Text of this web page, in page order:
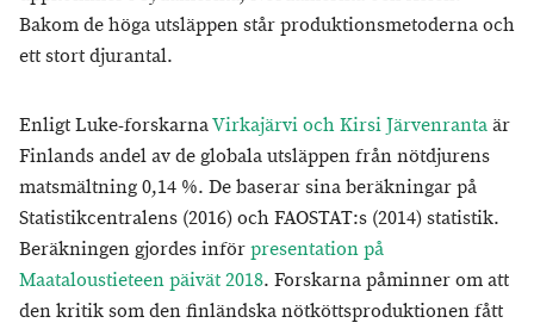
Bakom de höga utsläppen står produktionsmetoderna och
ett stort djurantal.
Enligt Luke-forskarnaVirkajärvi och Kirsi Järvenrantaär
Finlands andel av de globala utsläppen från nötdjurens
matsmältning 0,14 %. De baserar sina beräkningar på
Statistikcentralens (2016) och FAOSTAT:s (2014) statistik.
Beräkningen gjordes införpresentation på
Maataloustieteen päivät 2018. Forskarna påminner om att
den kritik som den finländska nötköttsproduktionen fått